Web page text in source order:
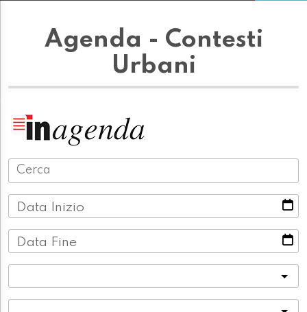
Agenda - Contesti
Urbani
Data Inizio
Data Fine